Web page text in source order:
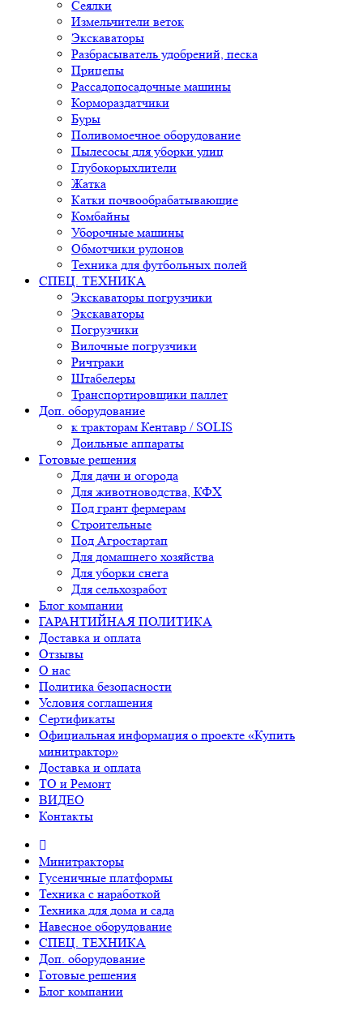
Сеялки
Измельчители веток
Экскаваторы
Разбрасыватель удобрений, песка
Прицепы
Рассадопосадочные машины
Кормораздатчики
Буры
Поливомоечное оборудование
Пылесосы для уборки улиц
Глубокорыхлители
Жатка
Катки почвообрабатывающие
Комбайны
Уборочные машины
Обмотчики рулонов
Техника для футбольных полей
СПЕЦ. ТЕХНИКА
Экскаваторы погрузчики
Экскаваторы
Погрузчики
Вилочные погрузчики
Ричтраки
Штабелеры
Транспортировщики паллет
Доп. оборудование
к тракторам Кентавр / SOLIS
Доильные аппараты
Готовые решения
Для дачи и огорода
Для животноводства, КФХ
Под грант фермерам
Строительные
Под Агростартап
Для домашнего хозяйства
Для уборки снега
Для сельхозработ
Блог компании
ГАРАНТИЙНАЯ ПОЛИТИКА
Доставка и оплата
Отзывы
О нас
Политика безопасности
Условия соглашения
Сертификаты
Официальная информация о проекте «Купить
минитрактор»
Доставка и оплата
ТО и Ремонт
ВИДЕО
Контакты
Минитракторы
Гусеничные платформы
Техника с наработкой
Техника для дома и сада
Навесное оборудование
СПЕЦ. ТЕХНИКА
Доп. оборудование
Готовые решения
Блог компании